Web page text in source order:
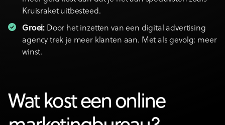
Kruisraket uitbesteed.
Groei: Door het inzetten van een digital advertising
agency trek je meer klanten aan. Met als gevolg: meer
winst.
Wat kost een online